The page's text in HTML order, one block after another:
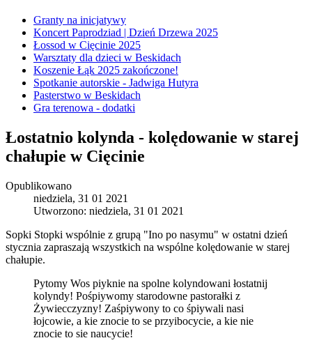
Granty na inicjatywy
Koncert Paprodziad | Dzień Drzewa 2025
Łossod w Cięcinie 2025
Warsztaty dla dzieci w Beskidach
Koszenie Łąk 2025 zakończone!
Spotkanie autorskie - Jadwiga Hutyra
Pasterstwo w Beskidach
Gra terenowa - dodatki
Łostatnio kolynda - kolędowanie w starej
chałupie w Cięcinie
Opublikowano
niedziela, 31 01 2021
Utworzono: niedziela, 31 01 2021
Sopki Stopki wspólnie z grupą "Ino po nasymu" w ostatni dzień
stycznia zapraszają wszystkich na wspólne kolędowanie w starej
chałupie.
Pytomy Wos piyknie na spolne kolyndowani łostatnij
kolyndy! Pośpiywomy starodowne pastorałki z
Żywiecczyzny! Zaśpiywony to co śpiywali nasi
łojcowie, a kie znocie to se przyibocycie, a kie nie
znocie to sie naucycie!